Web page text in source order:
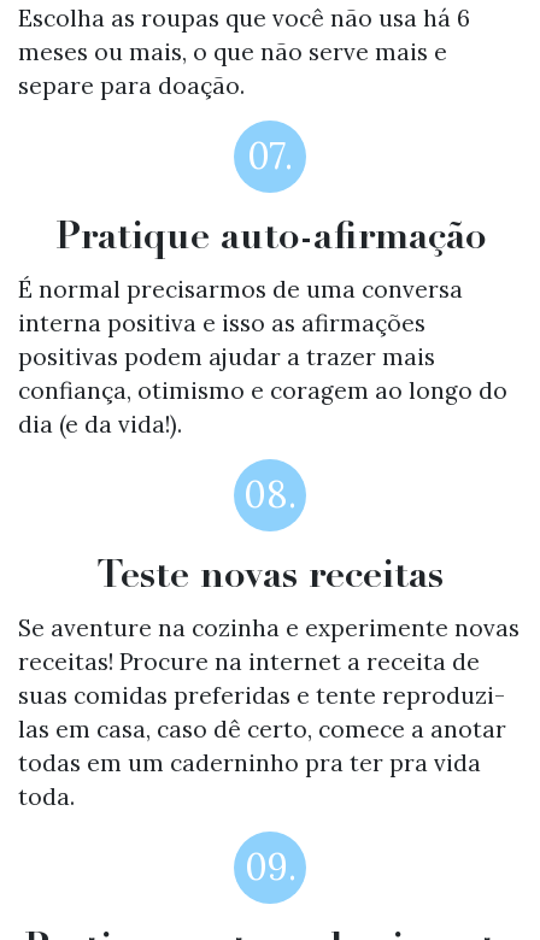
Escolha as roupas que você não usa há 6
meses ou mais, o que não serve mais e
separe para doação.
07.
Pratique auto-afirmação
É normal precisarmos de uma conversa
interna positiva e isso as afirmações
positivas podem ajudar a trazer mais
confiança, otimismo e coragem ao longo do
dia (e da vida!).
08.
Teste novas receitas
Se aventure na cozinha e experimente novas
receitas! Procure na internet a receita de
suas comidas preferidas e tente reproduzi-
las em casa, caso dê certo, comece a anotar
todas em um caderninho pra ter pra vida
toda.
09.